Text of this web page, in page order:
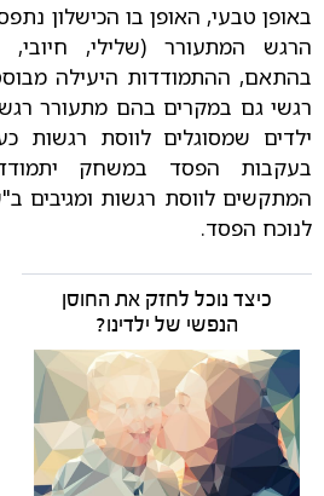
באופן טבעי, האופן בו הכישלון
הרגש המתעורר (שלילי, חיובי,
בהתאם, ההתמודדות היעילה
רגשי גם במקרים בהם מתעורר
ילדים שמסוגלים לווסת רגשות
בעקבות הפסד במשחק
המתקשים לווסת רגשות ומגיבים
לנוכח הפסד.
כיצד נוכל לחזק את החוסן
הנפשי של ילדינו?